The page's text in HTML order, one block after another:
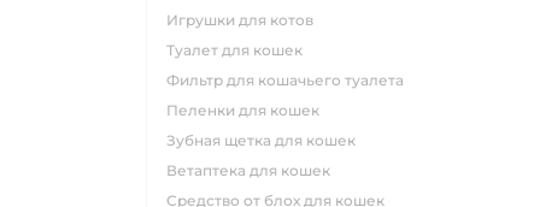
игрушки для котов
туалет для кошек
фильтр для кошачьего туалета
пеленки для кошек
зубная щетка для кошек
ветаптека для кошек
средство от блох для кошек